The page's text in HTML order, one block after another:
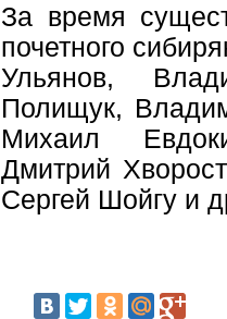
За время
почетного
Ульянов,
Полищук,
Михаил
Дмитрий
Сергей Шойгу и